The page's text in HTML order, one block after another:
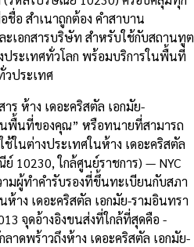
ชื่อ สำเนาถูกต้อง คำสาบาน
เอกสารบริษัท สำหรับใช้กับสถานทูต
ประเทศทั่วโลก พร้อมบริการในพื้นที่
วประเทศ
ร ห้าง เดอะคริสตัล เอกมัย-
นพื้นที่ของคุณ” หรือทนายที่สามารถ
ในต่างประเทศในห้าง เดอะคริสตัล
10230, ใกล้ศูนย์ราชการ) — NYC
มผู้ทำคำรับรองที่ขึ้นทะเบียนกับสภา
าง เดอะคริสตัล เอกมัย-รามอินทรา
จุดอ้างอิงขนส่งที่ใกล้ที่สุดคือ -
าดพร้าวถึงห้าง เดอะคริสตัล เอกมัย-